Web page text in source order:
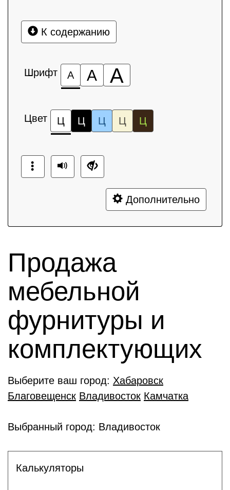
К содержанию
Шрифт А А А
Цвет Ц Ц Ц Ц Ц
Дополнительно
Продажа
мебельной
фурнитуры и
комплектующиx
Выберите ваш город: Хабаровск
Благовещенск Владивосток Камчатка
Выбранный город: Владивосток
Калькуляторы